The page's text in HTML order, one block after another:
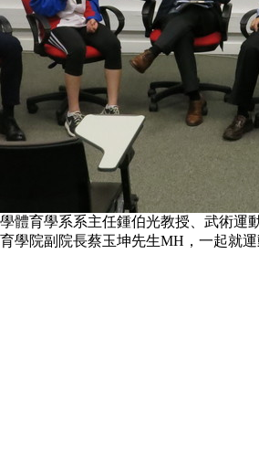
學體育學系系主任鍾伯光教授、武術
學院副院長蔡玉坤先生MH，一起就